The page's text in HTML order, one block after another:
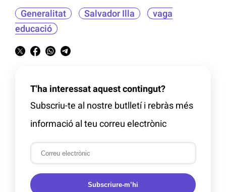
Generalitat Salvador Illa
vaga
educació
T'ha interessat aquest contingut?
Subscriu-te al nostre butlletí i rebràs més
informació al teu correu electrònic
Subscriure-m’hi